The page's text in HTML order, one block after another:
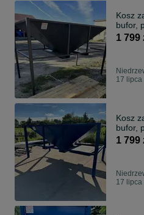
Kosz
bufor,
1 799
17 lipca
Kosz
bufor,
1 799
17 lipca